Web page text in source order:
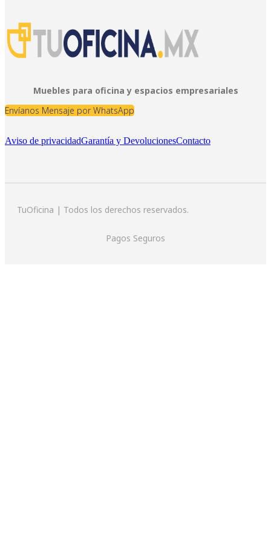
Muebles para oficina y espacios empresariales
Envíanos Mensaje por WhatsApp
Aviso de privacidadGarantía y DevolucionesContacto
TuOficina | Todos los derechos reservados.
Pagos Seguros